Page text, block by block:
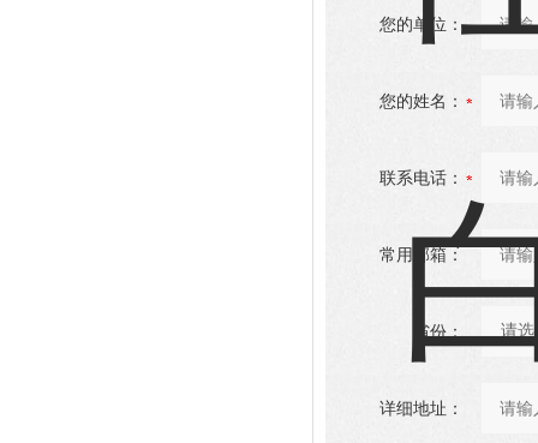
您的单位：
您的姓名：
联系电话：
常用邮箱：
省份：
详细地址：